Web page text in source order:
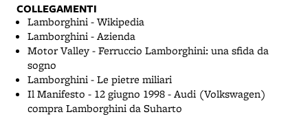
COLLEGAMENTI
Lamborghini - Wikipedia
Lamborghini - Azienda
Motor Valley - Ferruccio Lamborghini: una sfida da
sogno
Lamborghini - Le pietre miliari
Il Manifesto - 12 giugno 1998 - Audi (Volkswagen)
compra Lamborghini da Suharto